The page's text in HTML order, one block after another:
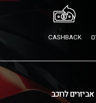
CASHBACK
אביזרים לרוכב